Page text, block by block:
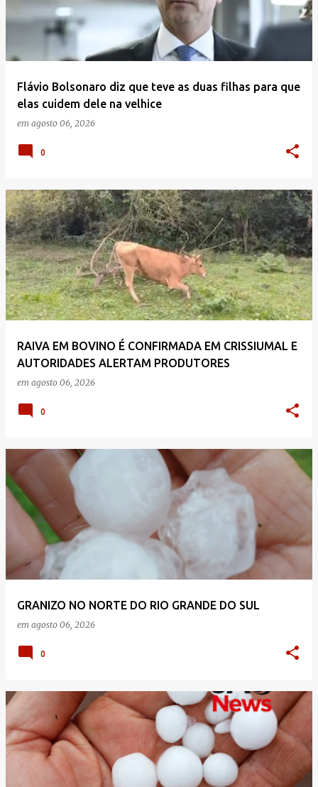
Flávio Bolsonaro diz que teve as duas filhas para que
elas cuidem dele na velhice
em agosto 06, 2026
0
RAIVA EM BOVINO É CONFIRMADA EM CRISSIUMAL E
AUTORIDADES ALERTAM PRODUTORES
em agosto 06, 2026
0
GRANIZO NO NORTE DO RIO GRANDE DO SUL
em agosto 06, 2026
0